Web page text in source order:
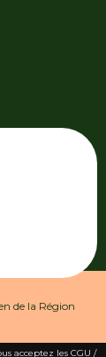
acceptez les CGU /
de la Région